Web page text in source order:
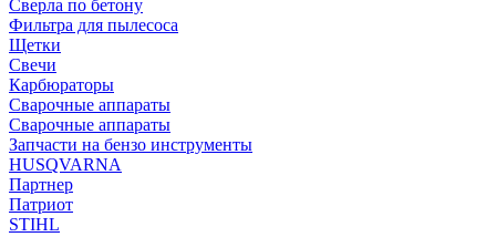
Сверла по бетону
Фильтра для пылесоса
Щетки
Свечи
Карбюраторы
Сварочные аппараты
Сварочные аппараты
Запчасти на бензо инструменты
HUSQVARNA
Партнер
Патриот
STIHL